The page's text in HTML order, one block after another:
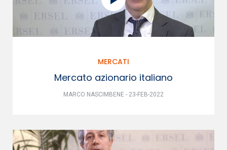
MERCATI
Mercato azionario italiano
MARCO NASCIMBENE - 23-FEB-2022